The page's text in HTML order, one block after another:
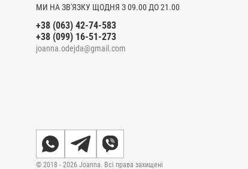
МИ НА ЗВ'ЯЗКУ ЩОДНЯ З 09.00 ДО 21.00
+38 (063) 42-74-583
+38 (099) 16-51-273
joanna.odejda@gmail.com
© 2018 - 2026 Joanna. Всі права захищені